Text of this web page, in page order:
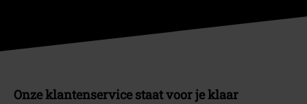
Onze klantenservice staat voor je klaar